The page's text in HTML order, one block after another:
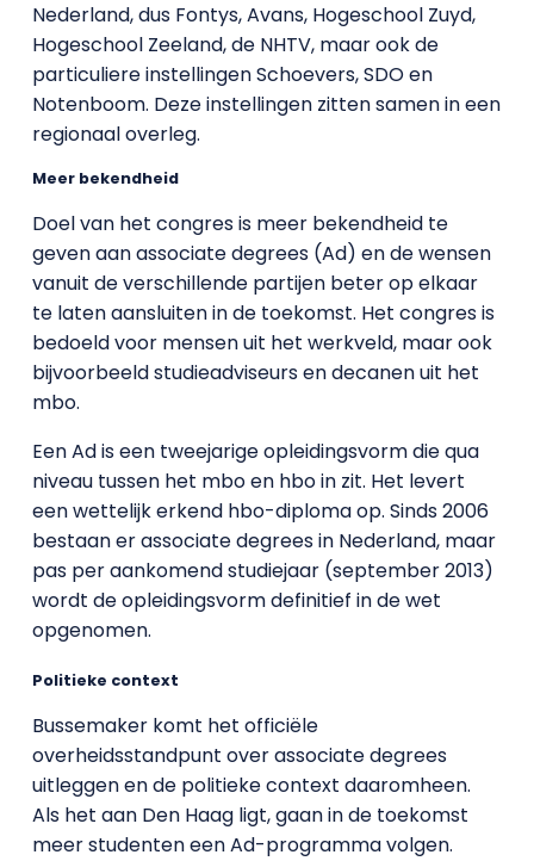
Nederland, dus Fontys, Avans, Hogeschool Zuyd,
Hogeschool Zeeland, de NHTV, maar ook de
particuliere instellingen Schoevers, SDO en
Notenboom. Deze instellingen zitten samen in een
regionaal overleg.
Meer bekendheid
Doel van het congres is meer bekendheid te
geven aan associate degrees (Ad) en de wensen
vanuit de verschillende partijen beter op elkaar
te laten aansluiten in de toekomst. Het congres is
bedoeld voor mensen uit het werkveld, maar ook
bijvoorbeeld studieadviseurs en decanen uit het
mbo.
Een Ad is een tweejarige opleidingsvorm die qua
niveau tussen het mbo en hbo in zit. Het levert
een wettelijk erkend hbo-diploma op. Sinds 2006
bestaan er associate degrees in Nederland, maar
pas per aankomend studiejaar (september 2013)
wordt de opleidingsvorm definitief in de wet
opgenomen.
Politieke context
Bussemaker komt het officiële
overheidsstandpunt over associate degrees
uitleggen en de politieke context daaromheen.
Als het aan Den Haag ligt, gaan in de toekomst
meer studenten een Ad-programma volgen.